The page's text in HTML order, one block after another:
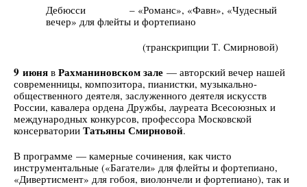
Дебюсси – «Романс», «Фавн», «Чудесный
вечер» для флейты и фортепиано
(транскрипции Т. Смирновой)
9 июня в Рахманиновском зале — авторский вечер нашей
современницы, композитора, пианистки, музыкально-
общественного деятеля, заслуженного деятеля искусств
России, кавалера ордена Дружбы, лауреата Всесоюзных и
международных конкурсов, профессора Московской
консерватории Татьяны Смирновой.
В программе — камерные сочинения, как чисто
инструментальные («Багатели» для флейты и фортепиано,
«Дивертисмент» для гобоя, виолончели и фортепиано), так и